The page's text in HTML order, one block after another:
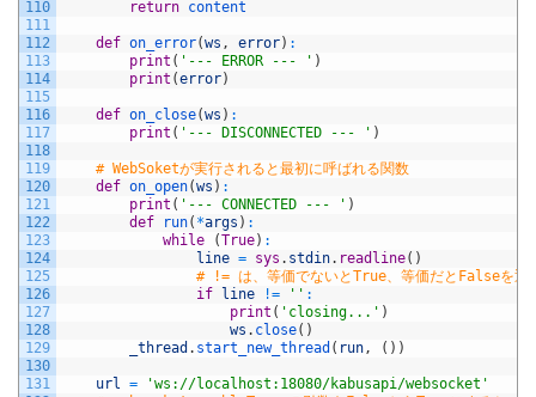
110
111
112
113
114
115
116
117
118
119
120
121
122
123
124
125
126
127
128
129
130
131
return content
def on_error(ws , error) :
print ( '--- ERROR --- ' )
print (error)
def on_close(ws ) :
print ( '--- DISCONNECTED --- ' )
# WebSoketが実行されると最初に呼ばれる関数
def on_open(ws ) :
print ( '--- CONNECTED --- ' )
def
run( *args ) :
while
(True) :
line = sys . stdin. readline( )
# != は、等価でないとTrue、等価だとFalseを返
if
line != '' :
print ( 'closing...' )
ws . close( )
_thread . start_new_thread ( run, ( ) )
url =
'ws://localhost:18080/kabusapi/websocket'